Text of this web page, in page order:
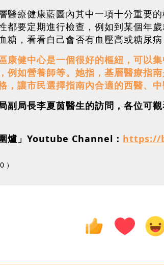
醫療健康藍圖內其中一項十分重要
都要定期進行檢查，例如到某個年
糖，看看自己會否有血壓高或糖尿
康健中心是一個很好的樞紐，可以
例如營養師等。她指，基層醫療指
，讓市民選擇指南內合適的西醫、
副局長李夏茵醫生的訪問，各位
爐」Youtube Channel： https://
）